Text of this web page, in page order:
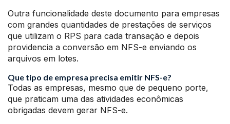
Outra funcionalidade deste documento para empresas
com grandes quantidades de prestações de serviços
que utilizam o RPS para cada transação e depois
providencia a conversão em NFS-e enviando os
arquivos em lotes.
Que tipo de empresa precisa emitir NFS-e?
Todas as empresas, mesmo que de pequeno porte,
que praticam uma das atividades econômicas
obrigadas devem gerar NFS-e.